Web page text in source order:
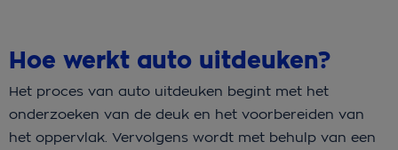
Hoe werkt auto uitdeuken?
Het proces van auto uitdeuken begint met het
onderzoeken van de deuk en het voorbereiden van
het oppervlak. Vervolgens wordt met behulp van een